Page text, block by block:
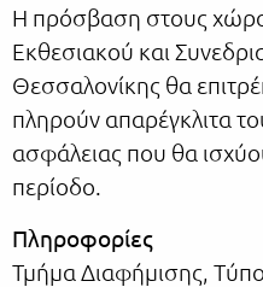
Η πρόσβαση στους
Εκθεσιακού και
Θεσσαλονίκης θα
πληρούν απαρέγκλιτα
ασφάλειας που θα
περίοδο.
Πληροφορίες
Τμήμα Διαφήμισης,